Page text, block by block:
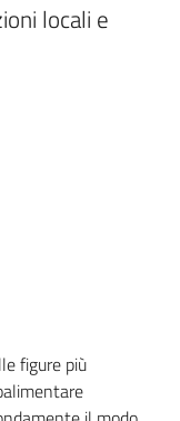
locali e
figure più